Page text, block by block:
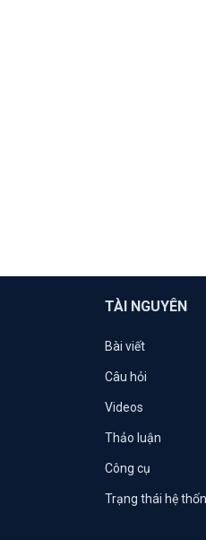
TÀI NGUYÊN
Bài viết
Câu hỏi
Videos
Thảo luận
Công cụ
Trạng thái hệ